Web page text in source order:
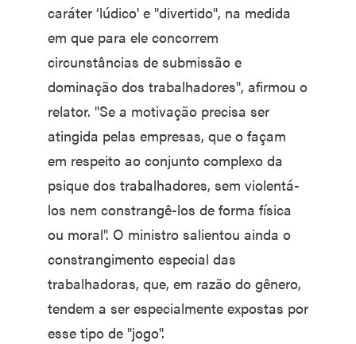
caráter ‘lúdico' e "divertido", na medida
em que para ele concorrem
circunstâncias de submissão e
dominação dos trabalhadores", afirmou o
relator. "Se a motivação precisa ser
atingida pelas empresas, que o façam
em respeito ao conjunto complexo da
psique dos trabalhadores, sem violentá-
los nem constrangê-los de forma física
ou moral". O ministro salientou ainda o
constrangimento especial das
trabalhadoras, que, em razão do gênero,
tendem a ser especialmente expostas por
esse tipo de "jogo".